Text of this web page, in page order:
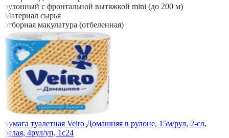
рулонный с фронтальной вытяжкой mini (до 200 м)
Материал сырья
отборная макулатура (отбеленная)
Бумага туалетная Veiro Домашняя в рулоне, 15м/рул, 2-сл,
белая, 4рул/уп, 1с24